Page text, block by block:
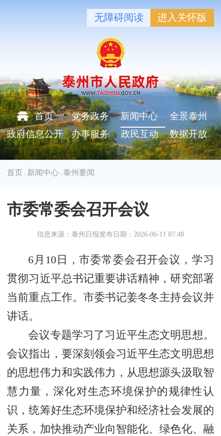
无障碍阅读 进入关怀版
首页 党务政务 新闻中心
全景泰州
政府信息公开
办事服务 政民互动 数据开放
首页 > 新闻中心 >泰州要闻
市委常委会召开会议
信息来源：泰州日报发布日期：2026-06-11 07:48
6月10日，市委常委会召开会议，学习
贯彻习近平总书记重要讲话精神，研究部署
当前重点工作。市委书记姜冬冬主持会议并
讲话。
会议专题学习了习近平生态文明思想。
会议指出，要深刻领会习近平生态文明思想
的思想伟力和实践伟力，从思想源头汲取智
慧力量，深化对生态环境保护的规律性认
识，统筹好生态环境保护和经济社会发展的
关系，加快推动产业向智能化、绿色化、融